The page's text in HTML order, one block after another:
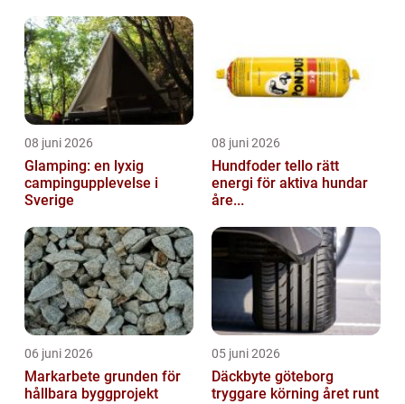
08 juni 2026
Glamping: en lyxig
campingupplevelse i
Sverige
08 juni 2026
Hundfoder tello rätt
energi för aktiva hundar
åre...
06 juni 2026
Markarbete grunden för
hållbara byggprojekt
05 juni 2026
Däckbyte göteborg
tryggare körning året runt